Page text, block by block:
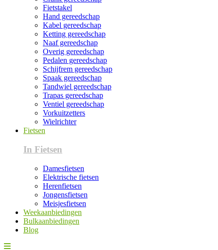
Fietstakel
Hand gereedschap
Kabel gereedschap
Ketting gereedschap
Naaf gereedschap
Overig gereedschap
Pedalen gereedschap
Schijfrem gereedschap
Spaak gereedschap
Tandwiel gereedschap
Trapas gereedschap
Ventiel gereedschap
Vorkuitzetters
Wielrichter
Fietsen
In Fietsen
Damesfietsen
Elektrische fietsen
Herenfietsen
Jongensfietsen
Meisjesfietsen
Weekaanbiedingen
Bulkaanbiedingen
Blog